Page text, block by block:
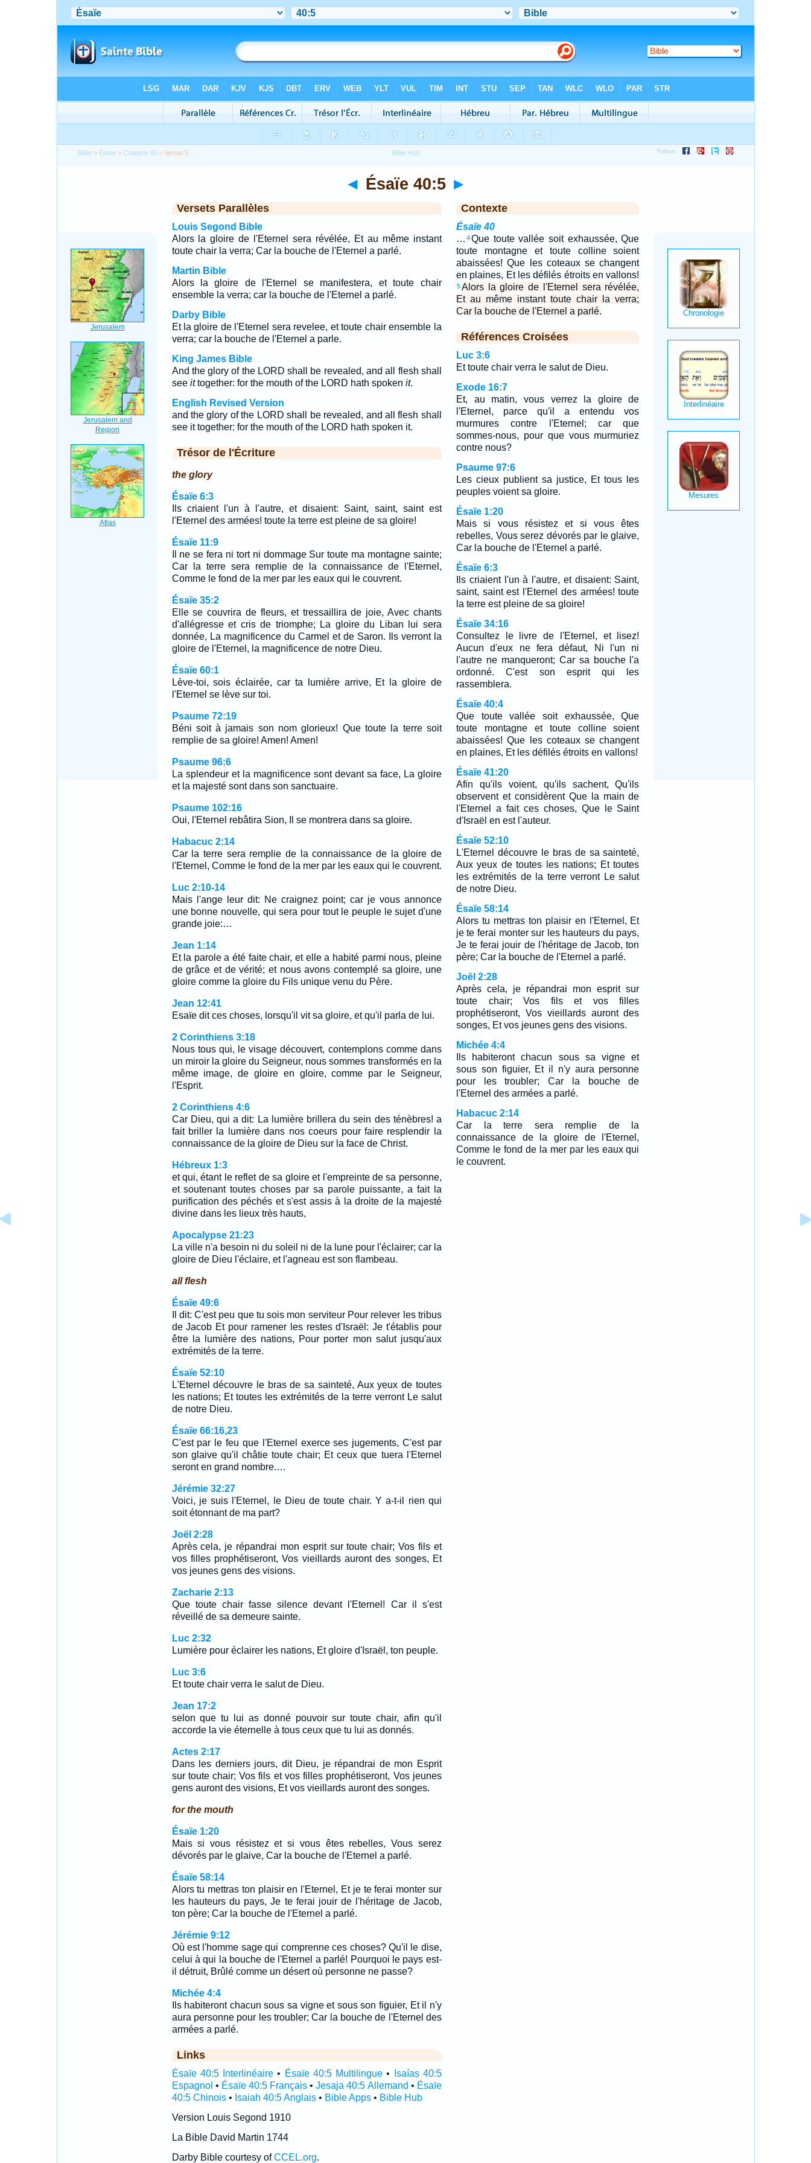
Bible > Ésaïe >Chapitre 40 > Verset 5
◄ Ésaïe 40:5 ►
Versets Parallèles
Louis Segond Bible
Alors la gloire de l'Eternel sera révélée, Et au même instant
toute chair la verra; Car la bouche de l'Eternel a parlé.
Martin Bible
Alors la gloire de l'Eternel se manifestera, et toute chair
ensemble la verra; car la bouche de l'Eternel a parlé.
Darby Bible
Et la gloire de l'Eternel sera revelee, et toute chair ensemble la
verra; car la bouche de l'Eternel a parle.
King James Bible
And the glory of the LORD shall be revealed, and all flesh shall
see ittogether: for the mouth of the LORD hath spoken it.
English Revised Version
and the glory of the LORD shall be revealed, and all flesh shall
see it together: for the mouth of the LORD hath spoken it.
Trésor de l'Écriture
the glory
Ésaïe 6:3
Ils criaient l'un à l'autre, et disaient: Saint, saint, saint est
l'Eternel des armées! toute la terre est pleine de sa gloire!
Ésaïe 11:9
Il ne se fera ni tort ni dommage Sur toute ma montagne sainte;
Car la terre sera remplie de la connaissance de l'Eternel,
Comme le fond de la mer par les eaux qui le couvrent.
Ésaïe 35:2
Elle se couvrira de fleurs, et tressaillira de joie, Avec chants
d'allégresse et cris de triomphe; La gloire du Liban lui sera
donnée, La magnificence du Carmel et de Saron. Ils verront la
gloire de l'Eternel, la magnificence de notre Dieu.
Ésaïe 60:1
Lève-toi, sois éclairée, car ta lumière arrive, Et la gloire de
l'Eternel se lève sur toi.
Psaume 72:19
Béni soit à jamais son nom glorieux! Que toute la terre soit
remplie de sa gloire! Amen! Amen!
Psaume 96:6
La splendeur et la magnificence sont devant sa face, La gloire
et la majesté sont dans son sanctuaire.
Psaume 102:16
Oui, l'Eternel rebâtira Sion, Il se montrera dans sa gloire.
Habacuc 2:14
Car la terre sera remplie de la connaissance de la gloire de
l'Eternel, Comme le fond de la mer par les eaux qui le couvrent.
Luc 2:10-14
Mais l'ange leur dit: Ne craignez point; car je vous annonce
une bonne nouvelle, qui sera pour tout le peuple le sujet d'une
grande joie:…
Jean 1:14
Et la parole a été faite chair, et elle a habité parmi nous, pleine
de grâce et de vérité; et nous avons contemplé sa gloire, une
gloire comme la gloire du Fils unique venu du Père.
Jean 12:41
Esaïe dit ces choses, lorsqu'il vit sa gloire, et qu'il parla de lui.
2 Corinthiens 3:18
Nous tous qui, le visage découvert, contemplons comme dans
un miroir la gloire du Seigneur, nous sommes transformés en la
même image, de gloire en gloire, comme par le Seigneur,
l'Esprit.
2 Corinthiens 4:6
Car Dieu, qui a dit: La lumière brillera du sein des ténèbres! a
fait briller la lumière dans nos coeurs pour faire resplendir la
connaissance de la gloire de Dieu sur la face de Christ.
Hébreux 1:3
et qui, étant le reflet de sa gloire et l'empreinte de sa personne,
et soutenant toutes choses par sa parole puissante, a fait la
purification des péchés et s'est assis à la droite de la majesté
divine dans les lieux très hauts,
Apocalypse 21:23
La ville n'a besoin ni du soleil ni de la lune pour l'éclairer; car la
gloire de Dieu l'éclaire, et l'agneau est son flambeau.
all flesh
Ésaïe 49:6
Il dit: C'est peu que tu sois mon serviteur Pour relever les tribus
de Jacob Et pour ramener les restes d'Israël: Je t'établis pour
être la lumière des nations, Pour porter mon salut jusqu'aux
extrémités de la terre.
Ésaïe 52:10
L'Eternel découvre le bras de sa sainteté, Aux yeux de toutes
les nations; Et toutes les extrémités de la terre verront Le salut
de notre Dieu.
Ésaïe 66:16,23
C'est par le feu que l'Eternel exerce ses jugements, C'est par
son glaive qu'il châtie toute chair; Et ceux que tuera l'Eternel
seront en grand nombre.…
Jérémie 32:27
Voici, je suis l'Eternel, le Dieu de toute chair. Y a-t-il rien qui
soit étonnant de ma part?
Joël 2:28
Après cela, je répandrai mon esprit sur toute chair; Vos fils et
vos filles prophétiseront, Vos vieillards auront des songes, Et
vos jeunes gens des visions.
Zacharie 2:13
Que toute chair fasse silence devant l'Eternel! Car il s'est
réveillé de sa demeure sainte.
Luc 2:32
Lumière pour éclairer les nations, Et gloire d'Israël, ton peuple.
Luc 3:6
Et toute chair verra le salut de Dieu.
Jean 17:2
selon que tu lui as donné pouvoir sur toute chair, afin qu'il
accorde la vie éternelle à tous ceux que tu lui as donnés.
Actes 2:17
Dans les derniers jours, dit Dieu, je répandrai de mon Esprit
sur toute chair; Vos fils et vos filles prophétiseront, Vos jeunes
gens auront des visions, Et vos vieillards auront des songes.
for the mouth
Ésaïe 1:20
Mais si vous résistez et si vous êtes rebelles, Vous serez
dévorés par le glaive, Car la bouche de l'Eternel a parlé.
Ésaïe 58:14
Alors tu mettras ton plaisir en l'Eternel, Et je te ferai monter sur
les hauteurs du pays, Je te ferai jouir de l'héritage de Jacob,
ton père; Car la bouche de l'Eternel a parlé.
Jérémie 9:12
Où est l'homme sage qui comprenne ces choses? Qu'il le dise,
celui à qui la bouche de l'Eternel a parlé! Pourquoi le pays est-
il détruit, Brûlé comme un désert où personne ne passe?
Michée 4:4
Ils habiteront chacun sous sa vigne et sous son figuier, Et il n'y
aura personne pour les troubler; Car la bouche de l'Eternel des
armées a parlé.
Links
Ésaïe 40:5 Interlinéaire • Ésaïe 40:5 Multilingue •
Isaías 40:5
Espagnol • Ésaïe 40:5 Français •Jesaja 40:5 Allemand • Ésaïe
40:5 Chinois• Isaiah 40:5 Anglais• Bible Apps• Bible Hub
Version Louis Segond 1910
La Bible David Martin 1744
Darby Bible courtesy ofCCEL.org.
Contexte
Ésaïe 40
… 4Que toute vallée soit exhaussée, Que
toute montagne et toute colline soient
abaissées! Que les coteaux se changent
en plaines, Et les défilés étroits en vallons!
5Alors la gloire de l'Eternel sera révélée,
Et au même instant toute chair la verra;
Car la bouche de l'Eternel a parlé.
Références Croisées
Luc 3:6
Et toute chair verra le salut de Dieu.
Exode 16:7
Et, au matin, vous verrez la gloire de
l'Eternel, parce qu'il a entendu vos
murmures contre l'Eternel; car que
sommes-nous, pour que vous murmuriez
contre nous?
Psaume 97:6
Les cieux publient sa justice, Et tous les
peuples voient sa gloire.
Ésaïe 1:20
Mais si vous résistez et si vous êtes
rebelles, Vous serez dévorés par le glaive,
Car la bouche de l'Eternel a parlé.
Ésaïe 6:3
Ils criaient l'un à l'autre, et disaient: Saint,
saint, saint est l'Eternel des armées! toute
la terre est pleine de sa gloire!
Ésaïe 34:16
Consultez le livre de l'Eternel, et lisez!
Aucun d'eux ne fera défaut, Ni l'un ni
l'autre ne manqueront; Car sa bouche l'a
ordonné. C'est son esprit qui les
rassemblera.
Ésaïe 40:4
Que toute vallée soit exhaussée, Que
toute montagne et toute colline soient
abaissées! Que les coteaux se changent
en plaines, Et les défilés étroits en vallons!
Ésaïe 41:20
Afin qu'ils voient, qu'ils sachent, Qu'ils
observent et considèrent Que la main de
l'Eternel a fait ces choses, Que le Saint
d'Israël en est l'auteur.
Ésaïe 52:10
L'Eternel découvre le bras de sa sainteté,
Aux yeux de toutes les nations; Et toutes
les extrémités de la terre verront Le salut
de notre Dieu.
Ésaïe 58:14
Alors tu mettras ton plaisir en l'Eternel, Et
je te ferai monter sur les hauteurs du pays,
Je te ferai jouir de l'héritage de Jacob, ton
père; Car la bouche de l'Eternel a parlé.
Joël 2:28
Après cela, je répandrai mon esprit sur
toute chair; Vos fils et vos filles
prophétiseront, Vos vieillards auront des
songes, Et vos jeunes gens des visions.
Michée 4:4
Ils habiteront chacun sous sa vigne et
sous son figuier, Et il n'y aura personne
pour les troubler; Car la bouche de
l'Eternel des armées a parlé.
Habacuc 2:14
Car la terre sera remplie de la
connaissance de la gloire de l'Eternel,
Comme le fond de la mer par les eaux qui
le couvrent.